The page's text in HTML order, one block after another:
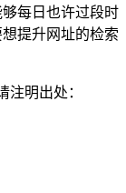
每日也许过段时
提升网址的检索
注明出处：